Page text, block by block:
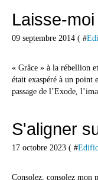
Laisse-
09 septembre 2014 ( #
« Grâce » à la rébellion
était exaspéré à un point
passage de l’Exode,
S'aligner
17 octobre 2023 ( #
Consolez, consolez mon